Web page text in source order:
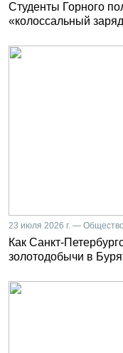
Студенты Горного
«колоссальный
23 июля 2026 г. — Общество
Как Санкт-
золотодобычи в